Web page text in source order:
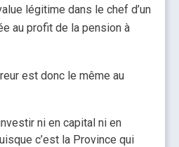
légitime dans le chef d’un
au profit de la pension à
est donc le même au
ni en capital ni en
c’est la Province qui